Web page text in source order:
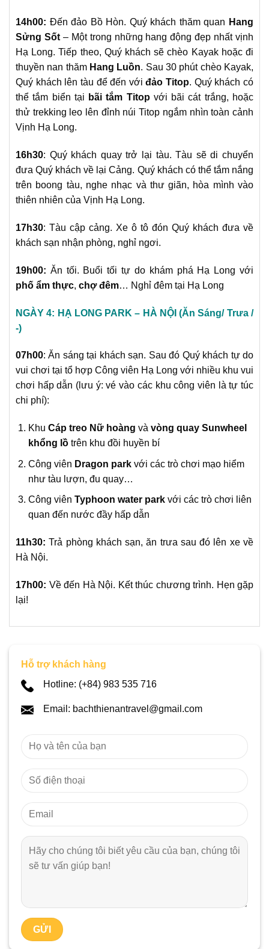
14h00: Đến đảo Bồ Hòn. Quý khách thăm quan Hang
Sửng Sốt– Một trong những hang động đẹp nhất vịnh
Hạ Long. Tiếp theo, Quý khách sẽ chèo Kayak hoặc đi
thuyền nan thăm Hang Luồn. Sau 30 phút chèo Kayak,
Quý khách lên tàu để đến vớiđảo Titop. Quý khách có
thể tắm biển tại bãi tắm Titopvới bãi cát trắng, hoặc
thử trekking leo lên đỉnh núi Titop ngắm nhìn toàn cảnh
Vịnh Hạ Long.
16h30: Quý khách quay trở lại tàu. Tàu sẽ di chuyển
đưa Quý khách về lại Cảng. Quý khách có thể tắm nắng
trên boong tàu, nghe nhạc và thư giãn, hòa mình vào
thiên nhiên của Vịnh Hạ Long.
17h30: Tàu cập cảng. Xe ô tô đón Quý khách đưa về
khách sạn nhận phòng, nghỉ ngơi.
19h00: Ăn tối. Buổi tối tự do khám phá Hạ Long với
phố ẩm thực, chợ đêm… Nghỉ đêm tại Hạ Long
NGÀY 4: HẠ LONG PARK – HÀ NỘI (Ăn Sáng/ Trưa /
-)
07h00: Ăn sáng tại khách sạn. Sau đó Quý khách tự do
vui chơi tại tổ hợp Công viên Hạ Long với nhiều khu vui
chơi hấp dẫn (lưu ý: vé vào các khu công viên là tự túc
chi phí):
Khu Cáp treo Nữ hoàng và vòng quay Sunwheel
khổng lồ trên khu đồi huyền bí
Công viên Dragon park với các trò chơi mạo hiểm
như tàu lượn, đu quay…
Công viên Typhoon water park với các trò chơi liên
quan đến nước đầy hấp dẫn
11h30: Trả phòng khách sạn, ăn trưa sau đó lên xe về
Hà Nội.
17h00: Về đến Hà Nội. Kết thúc chương trình. Hẹn gặp
lại!
Hỗ trợ khách hàng
Hotline: (+84) 983 535 716
Email: bachthienantravel@gmail.com